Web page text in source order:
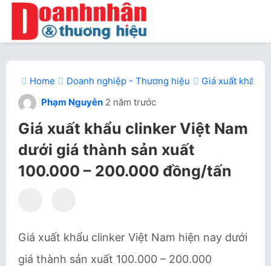
Home Doanh nghiệp - Thương hiệu
Giá xuất khẩu
Phạm Nguyễn 2 năm trước
Giá xuất khẩu clinker Việt Nam
dưới giá thành sản xuất
100.000 – 200.000 đồng/tấn
Giá xuất khẩu clinker Việt Nam hiện nay dưới
giá thành sản xuất 100.000 – 200.000